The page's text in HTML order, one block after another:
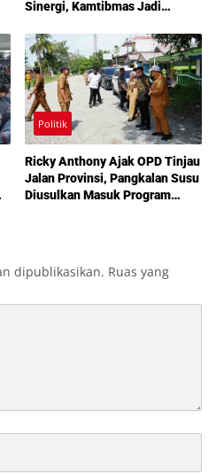
Sinergi, Kamtibmas Jadi
Politik
Ricky Anthony Ajak OPD Tinjau
Jalan Provinsi, Pangkalan Susu
Diusulkan Masuk Program
dipublikasikan. Ruas yang